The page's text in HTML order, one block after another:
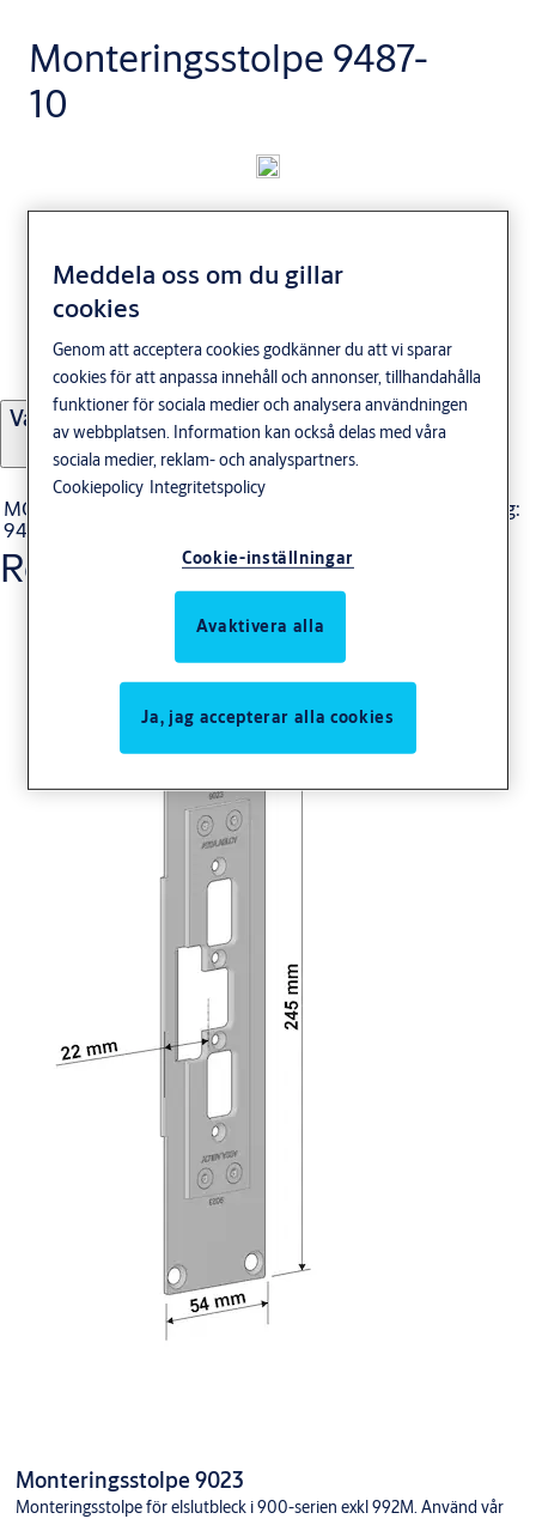
Monteringsstolpe 9487-
10
Monteringsstolpe för elslutbleck i 900-serien exkl 992M. Använd
vår elslutblecksguide för att hitta rätt elslutbleck och
monteringsstolpe till din dörrmiljö.
Varianter
Produkt
MONTERINGSSTOLPE
9487-10
Ytbehandling:
Relaterade produkter
Monteringsstolpe 9023
Monteringsstolpe för elslutbleck i 900-serien exkl 992M. Använd vår
Meddela oss om du gillar
cookies
Genom att acceptera cookies godkänner du att vi sparar
cookies för att anpassa innehåll och annonser, tillhandahålla
funktioner för sociala medier och analysera användningen
av webbplatsen. Information kan också delas med våra
sociala medier, reklam- och analyspartners.
Cookiepolicy Integritetspolicy
Cookie-inställningar
Avaktivera alla
Ja, jag accepterar alla cookies